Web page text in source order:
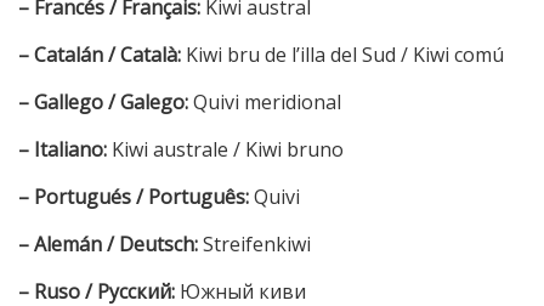
– Francés / Français: Kiwi austral
– Catalán / Català: Kiwi bru de l’illa del Sud / Kiwi comú
– Gallego / Galego:Quivi meridional
– Italiano: Kiwi australe / Kiwi bruno
– Portugués / Português:Quivi
– Alemán / Deutsch:Streifenkiwi
– Ruso / Русский: Южный киви